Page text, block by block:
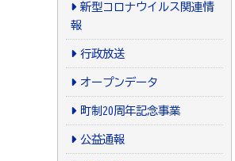
新型コロナウイルス関連情
報
行政放送
オープンデータ
町制20周年記念事業
公益通報